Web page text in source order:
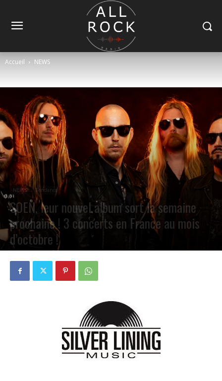
Accueil NEWS
NEWS Tendance
SOEN, leur nouvel album sort la semaine
prochaine ! 3 concerts en France au mois
d’octobre !